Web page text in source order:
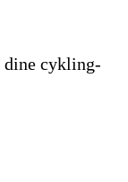
dine cykling-